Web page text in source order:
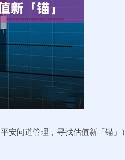
安问道管理，寻找估值新「锚」）
4694.44 43.13